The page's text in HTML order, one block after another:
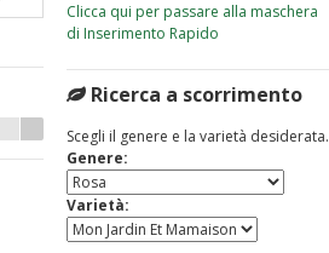
Clicca qui per passare alla maschera
di Inserimento Rapido
Ricerca a scorrimento
Scegli il genere e la varietà desiderata.
Genere:
Varietà: